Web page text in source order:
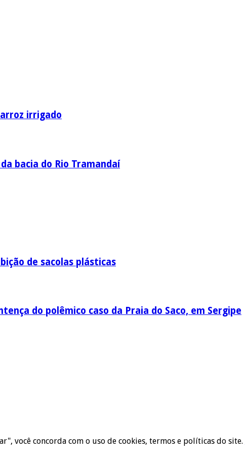
irrigado
bacia do Rio Tramandaí
de sacolas plásticas
do polêmico caso da Praia do Saco, em Sergipe
você concorda com o uso de cookies, termos e políticas do site.